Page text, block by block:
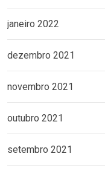
janeiro 2022
dezembro 2021
novembro 2021
outubro 2021
setembro 2021